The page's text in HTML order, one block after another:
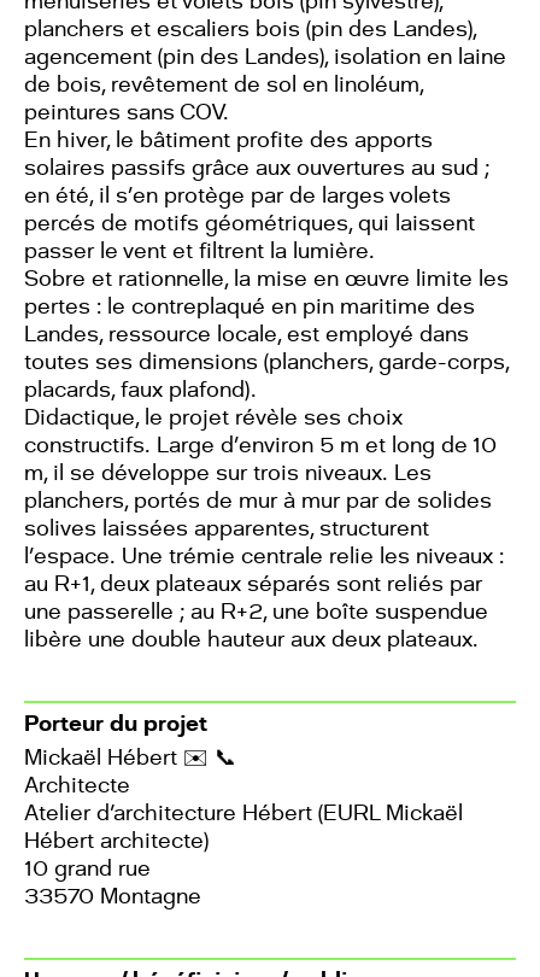
planchers et escaliers bois (pin des Landes),
agencement (pin des Landes), isolation en laine
de bois, revêtement de sol en linoléum,
peintures sans COV.
En hiver, le bâtiment profite des apports
solaires passifs grâce aux ouvertures au sud ;
en été, il s’en protège par de larges volets
percés de motifs géométriques, qui laissent
passer le vent et filtrent la lumière.
Sobre et rationnelle, la mise en œuvre limite les
pertes : le contreplaqué en pin maritime des
Landes, ressource locale, est employé dans
toutes ses dimensions (planchers, garde-corps,
placards, faux plafond).
Didactique, le projet révèle ses choix
constructifs. Large d’environ 5 m et long de 10
m, il se développe sur trois niveaux. Les
planchers, portés de mur à mur par de solides
solives laissées apparentes, structurent
l’espace. Une trémie centrale relie les niveaux :
au R+1, deux plateaux séparés sont reliés par
une passerelle ; au R+2, une boîte suspendue
libère une double hauteur aux deux plateaux.
Porteur du projet
Mickaël Hébert ✉️ 📞
Architecte
Atelier d'architecture Hébert (EURL Mickaël
Hébert architecte)
10 grand rue
33570 Montagne